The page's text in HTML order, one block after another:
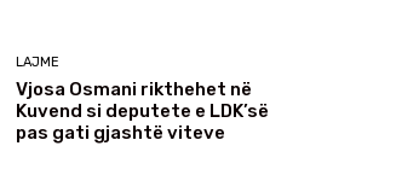
LAJME
Vjosa Osmani rikthehet në
Kuvend si deputete e LDK’së
pas gati gjashtë viteve